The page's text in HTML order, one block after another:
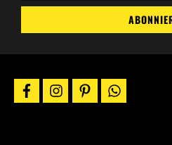
Gutscheincodes,
&
E-
Mail.
Wir
facebookinstagrampinterestwhatsapp